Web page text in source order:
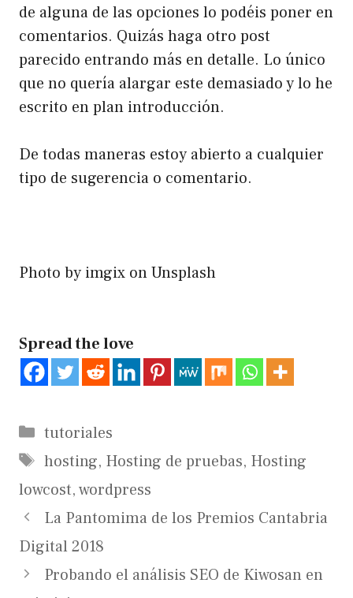
de alguna de las opciones lo podéis poner en
comentarios. Quizás haga otro post
parecido entrando más en detalle. Lo único
que no quería alargar este demasiado y lo he
escrito en plan introducción.
De todas maneras estoy abierto a cualquier
tipo de sugerencia o comentario.
Photo by imgix onUnsplash
Spread the love
Categorías
tutoriales
Etiquetas
hosting, Hosting de pruebas, Hosting
lowcost,wordpress
La Pantomima de los Premios Cantabria
Digital 2018
Probando el análisis SEO de Kiwosan en